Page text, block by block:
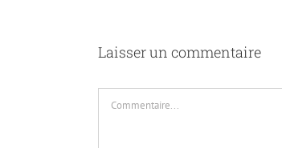
Laisser un commentaire